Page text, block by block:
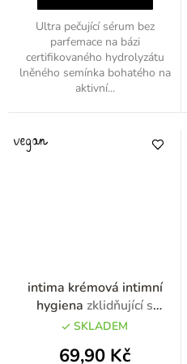
Ultra pečující sérum bez
parfemace na bázi
certifikovaného hydrolyzátu
lněného semínka bohatého na
aktivní...
intima krémová intimní
hygiena zklidňující s
kyselinou askorbovou
SKLADEM
69,90 Kč